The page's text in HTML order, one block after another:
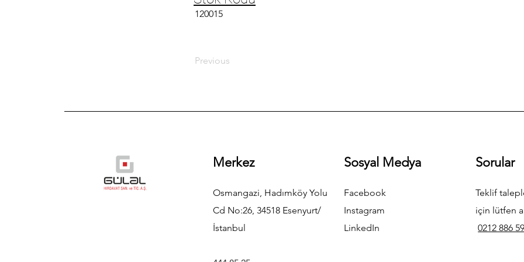
120015
Previous
Merkez
Osmangazi, Hadımköy Yolu
Cd No:26, 34518 Esenyurt/
İstanbul
Sosyal Medya
Facebook
Instagram
LinkedIn
Sorular
Teklif
için lütfen
0212 886